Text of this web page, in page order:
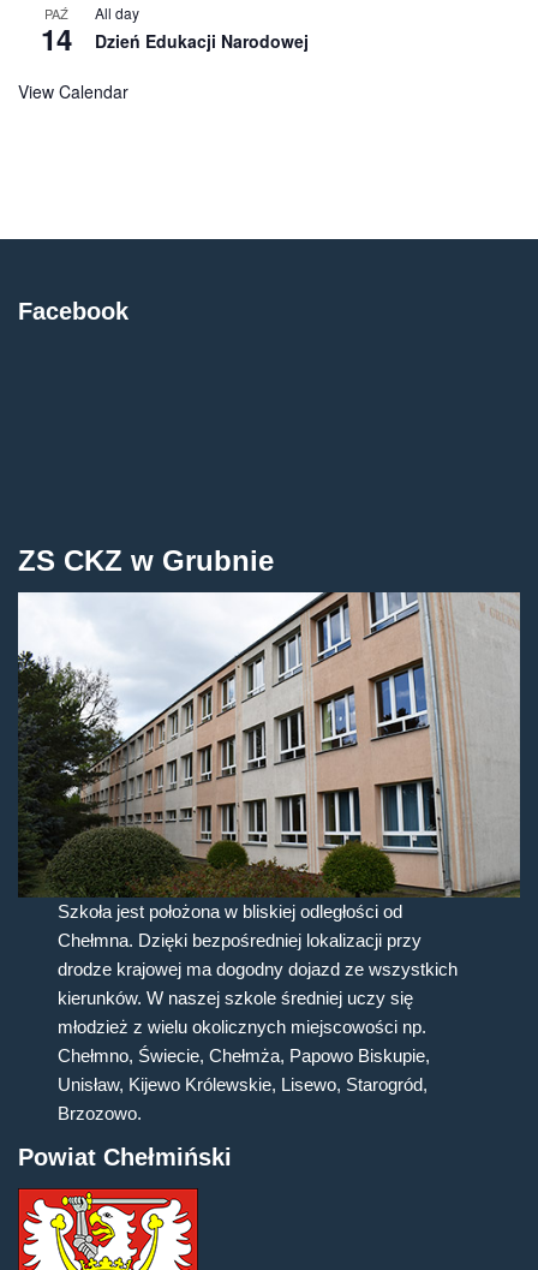
PAŹ
14
All day
Dzień Edukacji Narodowej
View Calendar
Facebook
ZS CKZ w Grubnie
Szkoła jest położona w bliskiej odległości od
Chełmna. Dzięki bezpośredniej lokalizacji przy
drodze krajowej ma dogodny dojazd ze wszystkich
kierunków. W naszej szkole średniej uczy się
młodzież z wielu okolicznych miejscowości np.
Chełmno, Świecie, Chełmża, Papowo Biskupie,
Unisław, Kijewo Królewskie, Lisewo, Starogród,
Brzozowo.
Powiat Chełmiński